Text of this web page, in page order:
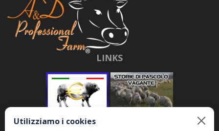
LINKS
Utilizziamo i cookies